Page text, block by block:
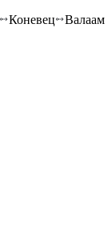
Коневец
Валаам